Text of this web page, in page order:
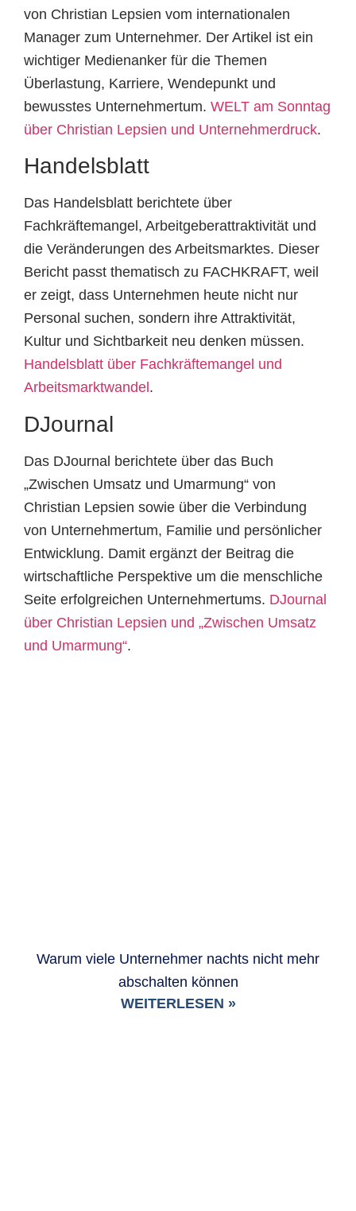
von Christian Lepsien vom internationalen
Manager zum Unternehmer. Der Artikel ist ein
wichtiger Medienanker für die Themen
Überlastung, Karriere, Wendepunkt und
bewusstes Unternehmertum. WELT am Sonntag
über Christian Lepsien und Unternehmerdruck.
Handelsblatt
Das Handelsblatt berichtete über
Fachkräftemangel, Arbeitgeberattraktivität und
die Veränderungen des Arbeitsmarktes. Dieser
Bericht passt thematisch zu FACHKRAFT, weil
er zeigt, dass Unternehmen heute nicht nur
Personal suchen, sondern ihre Attraktivität,
Kultur und Sichtbarkeit neu denken müssen.
Handelsblatt über Fachkräftemangel und
Arbeitsmarktwandel .
DJournal
Das DJournal berichtete über das Buch
„Zwischen Umsatz und Umarmung“ von
Christian Lepsien sowie über die Verbindung
von Unternehmertum, Familie und persönlicher
Entwicklung. Damit ergänzt der Beitrag die
wirtschaftliche Perspektive um die menschliche
Seite erfolgreichen Unternehmertums. DJournal
über Christian Lepsien und „Zwischen Umsatz
und Umarmung“.
Warum viele Unternehmer nachts nicht mehr
abschalten können
WEITERLESEN »